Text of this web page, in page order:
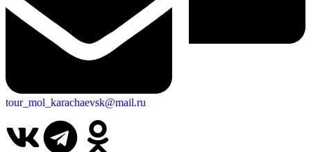
tour_mol_karachaevsk@mail.ru